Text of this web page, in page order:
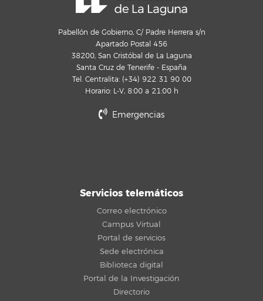
Pabellón de Gobierno, C/ Padre Herrera s/n
Apartado Postal 456
38200, San Cristóbal de La Laguna
Santa Cruz de Tenerife - España
Tel. Centralita: (+34) 922 31 90 00
Horario: L-V, 8:00 a 21:00 h
Emergencias
Servicios telemáticos
Correo electrónico
Campus Virtual
Portal de servicios
Sede electrónica
Biblioteca digital
Portal de la Investigación
Directorio